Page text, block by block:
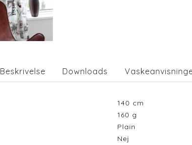
Beskrivelse Downloads
140 cm
160 g
Plain
Nej